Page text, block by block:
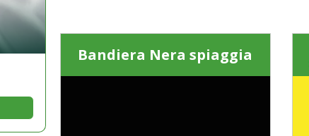
Bandiera Nera spiaggia